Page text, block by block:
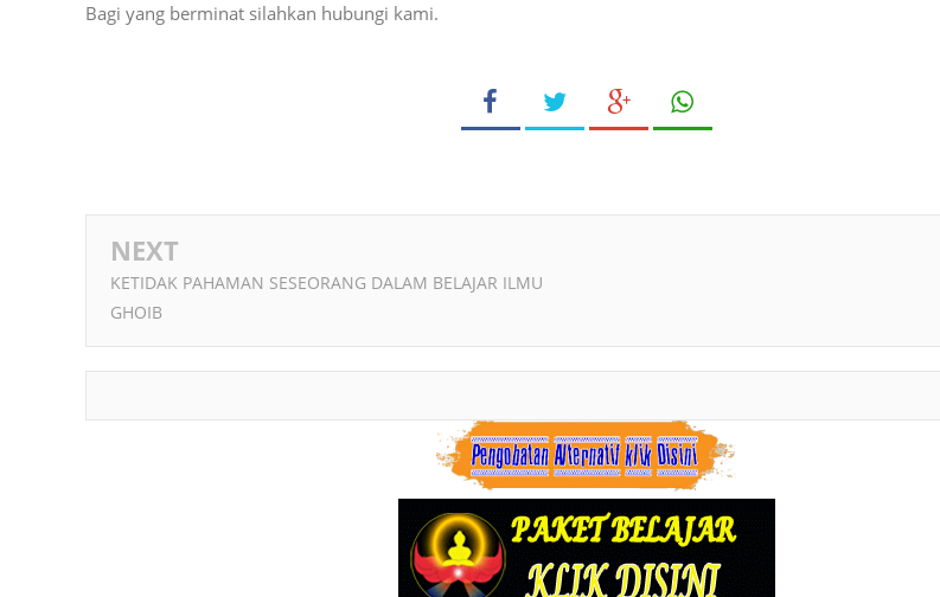
Bagi yang berminat silahkan hubungi kami.
NEXT
KETIDAK PAHAMAN SESEORANG DALAM BELAJAR ILMU
GHOIB